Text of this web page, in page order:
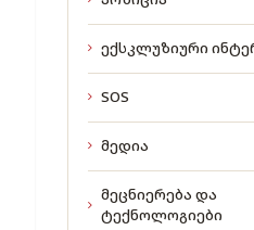
ექსკლუზიური
SOS
მედია
მეცნიერება და
ტექნოლოგიები